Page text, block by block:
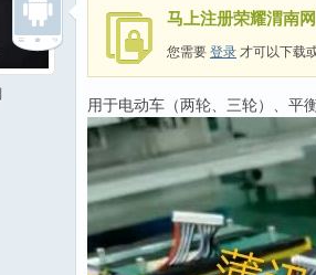
马上注册荣耀渭南
您需要 登录 才可以下载
用于电动车（两轮、三轮）、平